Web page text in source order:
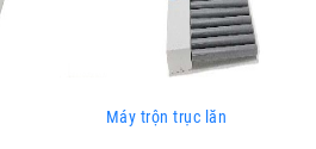
Máy trộn trục lăn